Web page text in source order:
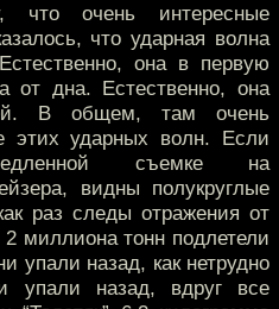
что очень интересные
что ударная волна
она в первую
от дна. Естественно, она
В общем, там очень
этих ударных волн. Если
съемке на
видны полукруглые
раз следы отражения от
2 миллиона тонн подлетели
упали назад, как нетрудно
упали назад, вдруг все